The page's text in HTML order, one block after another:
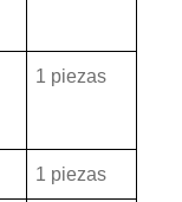
1 piezas
1 piezas